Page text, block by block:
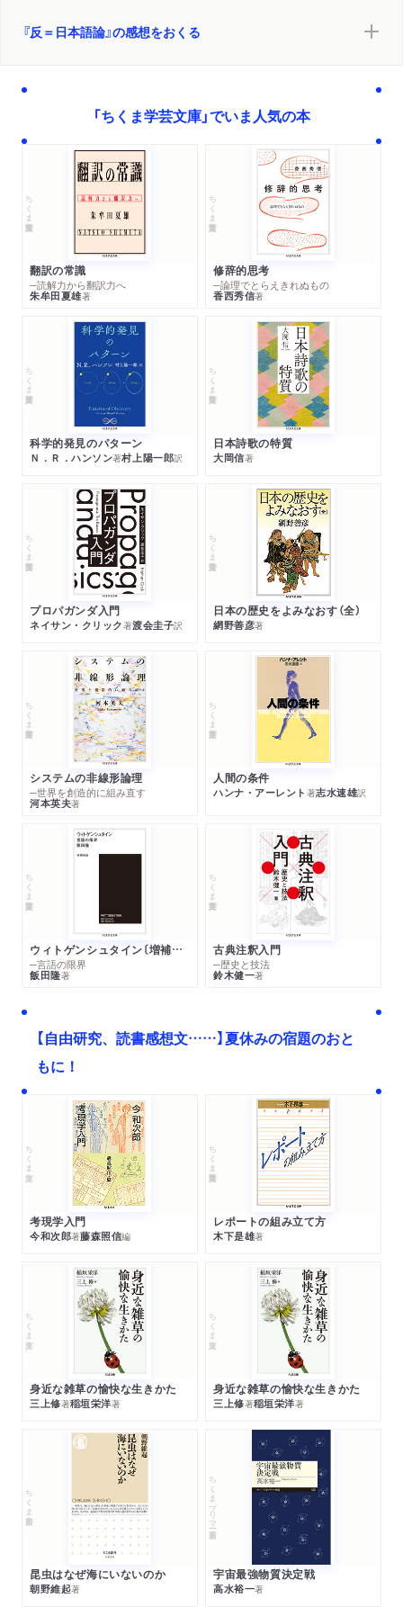
『反＝日本語論』の感想をおくる
「ちくま学芸文庫」でいま人気の本
ちくま学芸文庫
翻訳の常識
─読解力から翻訳力へ
朱牟田夏雄著
ちくま学芸文庫
修辞的思考
─論理でとらえきれぬもの
香西秀信著
ちくま学芸文庫
科学的発見のパターン
Ｎ．Ｒ．ハンソン著村上陽一郎訳
ちくま学芸文庫
日本詩歌の特質
大岡信著
ちくま学芸文庫
プロパガンダ入門
ネイサン・クリック著渡会圭子訳
ちくま学芸文庫
日本の歴史をよみなおす（全）
網野善彦著
ちくま学芸文庫
システムの非線形論理
─世界を創造的に組み直す
河本英夫著
ちくま学芸文庫
人間の条件
ハンナ・アーレント 著志水速雄訳
ちくま学芸文庫
ウィトゲンシュタイン〔増補新版〕
─言語の限界
飯田隆著
ちくま学芸文庫
古典注釈入門
─歴史と技法
鈴木健一著
【自由研究、読書感想文……】夏休みの宿題のおと
もに！
ちくま文庫
考現学入門
今和次郎著藤森照信編
ちくま学芸文庫
レポートの組み立て方
木下是雄著
ちくま文庫
身近な雑草の愉快な生きかた
三上修著稲垣栄洋著
ちくま文庫
身近な雑草の愉快な生きかた
三上修著稲垣栄洋著
ちくま新書
昆虫はなぜ海にいないのか
朝野維起著
ちくまプリマー新書
宇宙最強物質決定戦
高水裕一著